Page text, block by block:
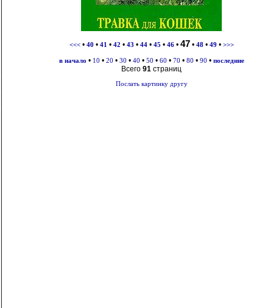
<<<• 40 • 41 • 42 • 43 • 44• 45 • 46• 47• 48• 49 • >>>
в начало • 10 • 20 • 30 • 40 • 50 • 60 • 70 • 80 • 90 • последние
Всего 91 страниц
Послать картинку другу